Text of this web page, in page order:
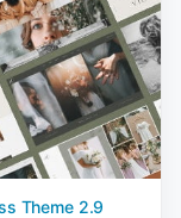
Theme 2.9